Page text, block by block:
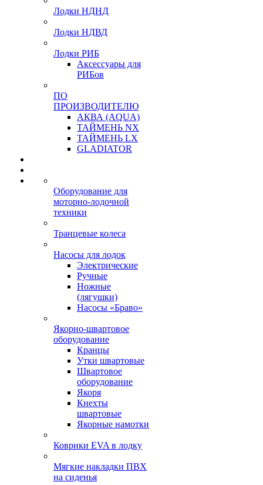
Лодки НДНД
Лодки НДВД
Лодки РИБ
Аксессуары для
РИБов
ПО
ПРОИЗВОДИТЕЛЮ
АКВА (AQUA)
ТАЙМЕНЬ NX
ТАЙМЕНЬ LX
GLADIATOR
Оборудование для
моторно-лодочной
техники
Транцевые колеса
Насосы для лодок
Электрические
Ручные
Ножные
(лягушки)
Насосы «Браво»
Якорно-швартовое
оборудование
Кранцы
Утки швартовые
Швартовое
оборудование
Якоря
Кнехты
швартовые
Якорные намотки
Коврики EVA в лодку
Мягкие накладки ПВХ
на сиденья